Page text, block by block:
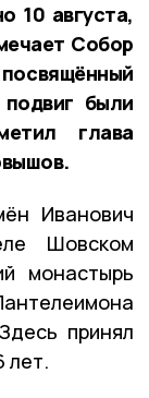
10 августа,
Собор
были
глава
Иванович
Шовском
монастырь
принял
лет.